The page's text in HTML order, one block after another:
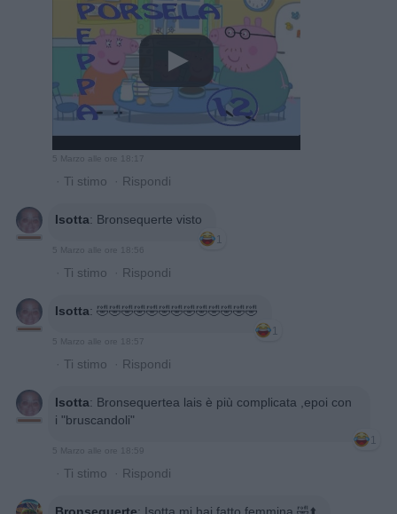
5 Marzo alle ore 18:17
· Ti stimo · Rispondi
Isotta: Bronsequerte visto
1
5 Marzo alle ore 18:56
· Ti stimo · Rispondi
Isotta: 🤣🤣🤣🤣🤣🤣🤣🤣🤣🤣🤣🤣🤣
1
5 Marzo alle ore 18:57
· Ti stimo · Rispondi
Isotta: Bronsequertea lais è più complicata ,epoi con
i "bruscandoli"
1
5 Marzo alle ore 18:59
· Ti stimo · Rispondi